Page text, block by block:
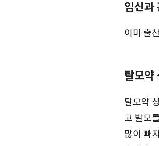
임신과
이미 출
탈모약
탈모약
고 발모
많이 빠